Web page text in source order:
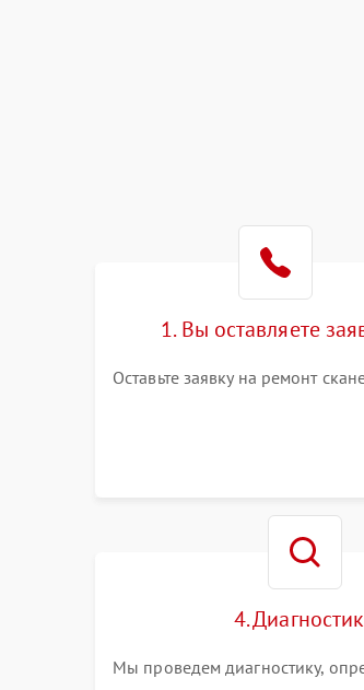
1. Вы оставляете
Оставьте заявку на ремонт
4.
Мы проведем диагностику,